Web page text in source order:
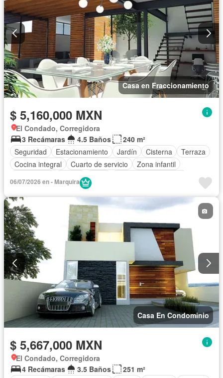
Casa en Fraccionamiento
$ 5,160,000 MXN
El Condado, Corregidora
3 Recámaras
4.5 Baños
240 m²
Seguridad
Estacionamiento Jardín Cisterna
Terraza
Cocina integral
Cuarto de servicio
Zona infantil
Azotea
Caseta de vigilancia
06/07/2026 en - Marquira
Casa En Condominio
$ 5,667,000 MXN
El Condado, Corregidora
4 Recámaras
3.5 Baños
251 m²